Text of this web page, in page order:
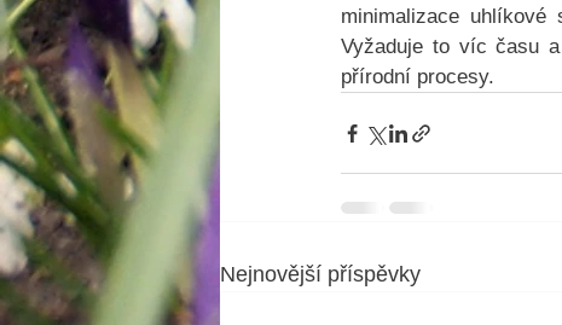
minimalizace
Vyžaduje to víc času
přírodní procesy.
Nejnovější příspěvky